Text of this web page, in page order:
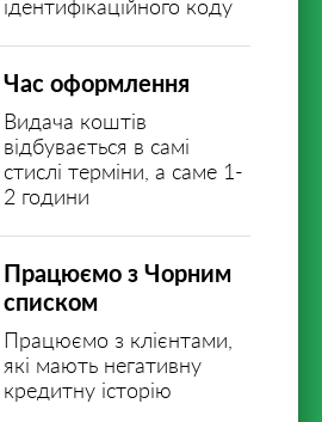
ідентифікаційного коду
Час оформлення
Видача коштів
відбувається в самі
стислі терміни, а саме 1-
2 години
Працюємо з Чорним
списком
Працюємо з клієнтами,
які мають негативну
кредитну історію